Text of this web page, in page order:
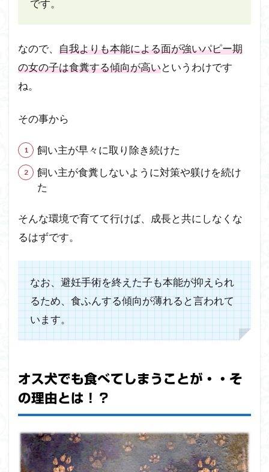
です。
なので、 自我よりも本能による面が強いパピー期
の女の子は食糞する傾向が高いというわけです
ね。
その事から
飼い主が早々に取り除き続けた
飼い主が食糞しないように対策や躾けを続け
た
そんな環境で育てて行けば、成長と共にしなくな
るはずです。
なお、避妊手術を終えた子も本能が抑えられ
るため、食ふんする傾向が薄れると言われて
います。
オス犬でも食べてしまうことが・・そ
の理由とは！？